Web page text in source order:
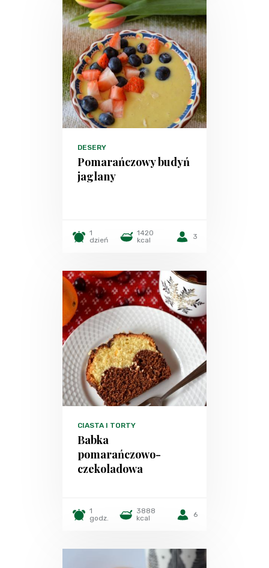
DESERY
Pomarańczowy budyń
jaglany
1
dzień
1420
kcal
3
CIASTA I TORTY
Babka
pomarańczowo-
czekoladowa
1
godz.
3888
kcal
6